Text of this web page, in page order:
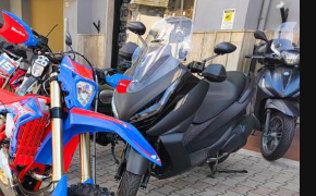
in Ergal con pins in acciaio
rispetto al passato, per agevolare gli
migliori in termini di grip.
anodizzato e dentatura in acciaio by
di alto livello, leggerezza e robustezza,
racing dovrebbe avere.
rivestimento antiscivolo e taschino
del grip, comfort e funzionalità.
passare mai inosservati sul campo gara.